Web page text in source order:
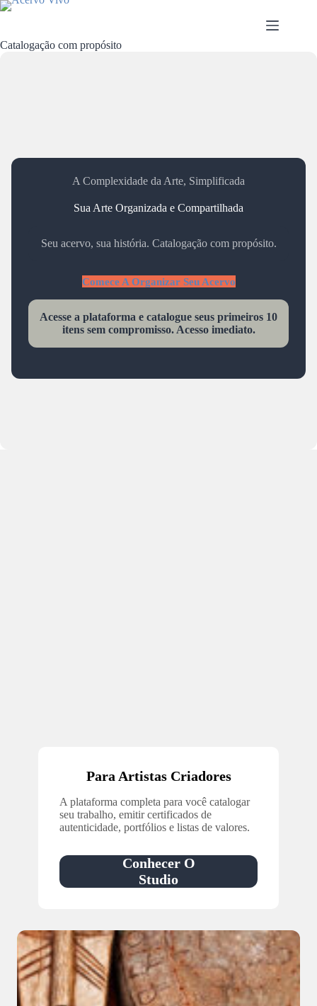
Pular
conteúdo
Catalogação com propósito
A Complexidade da Arte, Simplificada
Sua Arte Organizada e Compartilhada
Seu acervo, sua história. Catalogação com propósito.
Comece A Organizar Seu Acervo
Acesse a plataforma e catalogue seus primeiros 10
itens sem compromisso. Acesso imediato.
Para Artistas Criadores
A plataforma completa para você catalogar
seu trabalho, emitir certificados de
autenticidade, portfólios e listas de valores.
Conhecer O
Studio